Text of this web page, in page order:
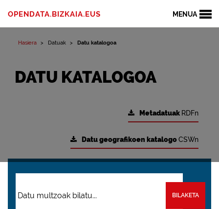
MENUA
OPENDATA.BIZKAIA.EUS
Hasiera Datuak Datu katalogoa
DATU KATALOGOA
Metadatuak RDFn
Datu geografikoen katalogoCSWn
BILAKETA